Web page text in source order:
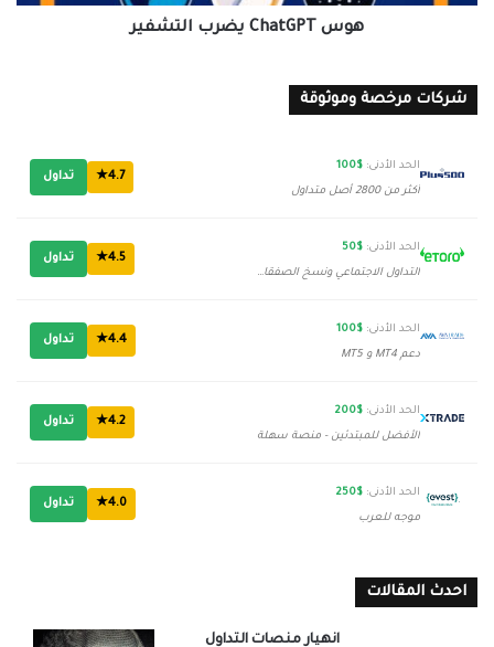
هوس ChatGPT يضرب التشفير
شركات مرخصة وموثوقة
الحد الأدنى: $100
أكثر من 2800 أصل متداول
4.7★ تداول
الحد الأدنى: $50
التداول الاجتماعي ونسخ الصفقات
4.5★ تداول
الحد الأدنى: $100
دعم MT4 و MT5
4.4★ تداول
الحد الأدنى: $200
الأفضل للمبتدئين - منصة سهلة
4.2★ تداول
الحد الأدنى: $250
موجه للعرب
4.0★ تداول
احدث المقالات
انهيار منصات التداول